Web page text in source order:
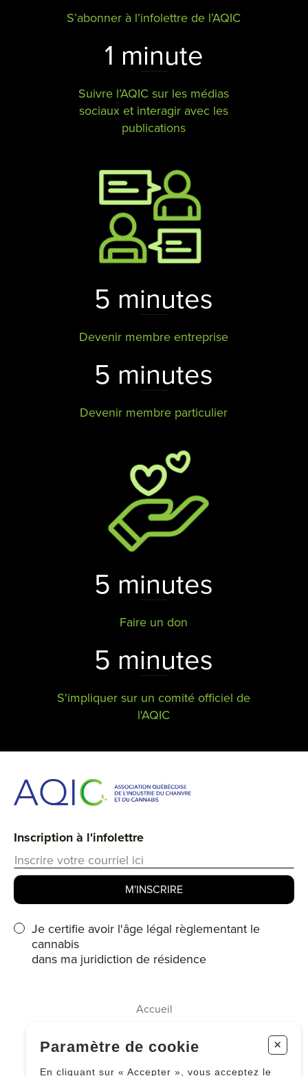
S’abonner à l’infolettre de l’AQIC
1 minute
Suivre l’AQIC sur les médias
sociaux et interagir avec les
publications
5 minutes
Devenir membre entreprise
5 minutes
Devenir membre particulier
5 minutes
Faire un don
5 minutes
S'impliquer sur un comité officiel de
l'AQIC
Inscription à l'infolettre
Je certifie avoir l'âge légal règlementant le
cannabis
dans ma juridiction de résidence
Accueil
À propos
Paramètre de cookie +
En cliquant sur « Accepter », vous acceptez le